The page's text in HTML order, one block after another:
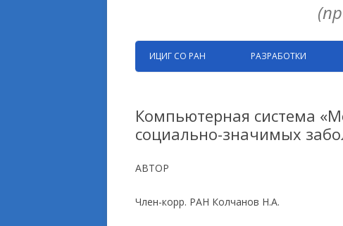
ИЦИГ СО РАН РАЗРАБОТКИ
БИОКОЛЛЕКЦИИ
ПРИКЛАДНЫЕ
Компьютерная система
социально-значимых
АВТОР
Член-корр. РАН Колчанов Н.А.